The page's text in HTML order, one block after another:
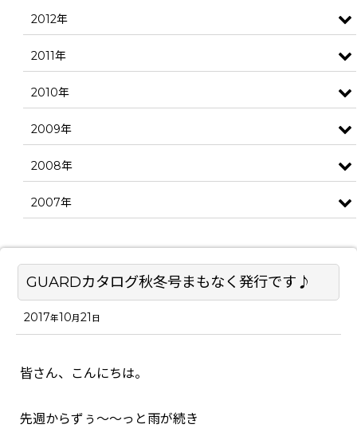
GUARDカタログ秋冬号まもなく発行です♪
2017年10月21 日
皆さん、こんにちは。
先週からずぅ～～っと雨が続き
2012年
2011年
2010年
2009年
2008年
2007年